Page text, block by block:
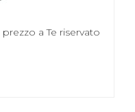
a Te riservato